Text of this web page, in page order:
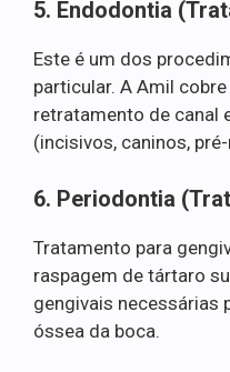
5. Endodontia
Este é um dos
particular. A Amil
retratamento de canal
(incisivos, caninos,
6. Periodontia
Tratamento para
raspagem de tártaro
gengivais necessárias
óssea da boca.